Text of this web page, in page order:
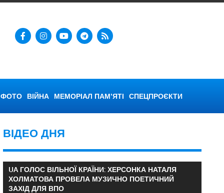
ФОТО ВІЙНА МЕМОРІАЛ ПАМ’ЯТІ СПЕЦПРОЄКТИ
ВІДЕО ДНЯ
UA ГОЛОС ВІЛЬНОЇ КРАЇНИ: ХЕРСОНКА НАТАЛЯ
ХОЛМАТОВА ПРОВЕЛА МУЗИЧНО ПОЕТИЧНИЙ
ЗАХІД ДЛЯ ВПО